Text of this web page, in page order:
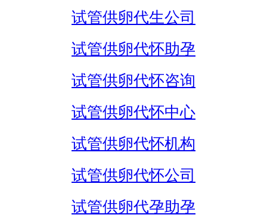
试管供卵代生公司
试管供卵代怀助孕
试管供卵代怀咨询
试管供卵代怀中心
试管供卵代怀机构
试管供卵代怀公司
试管供卵代孕助孕